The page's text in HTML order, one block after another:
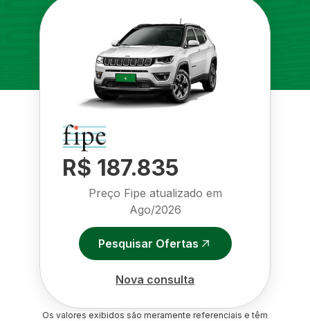
R$ 187.835
Preço Fipe atualizado em
Ago/2026
Pesquisar Ofertas
Nova consulta
Os valores exibidos são meramente referenciais e têm